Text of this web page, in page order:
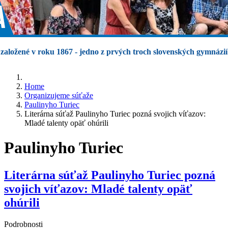
založené v roku 1867 - jedno z prvých troch slovenských gymnázií
Home
Organizujeme súťaže
Paulinyho Turiec
Literárna súťaž Paulinyho Turiec pozná svojich víťazov:
Mladé talenty opäť ohúrili
Paulinyho Turiec
Literárna súťaž Paulinyho Turiec pozná
svojich víťazov: Mladé talenty opäť
ohúrili
Podrobnosti